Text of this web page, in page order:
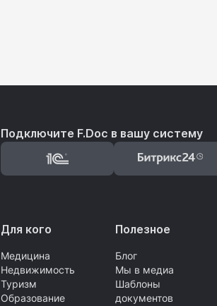
Подключите F.Doc в вашу систему
Для кого
Медицина
Недвижимость
Туризм
Образование
Полезное
Блог
Мы в медиа
Шаблоны
документов